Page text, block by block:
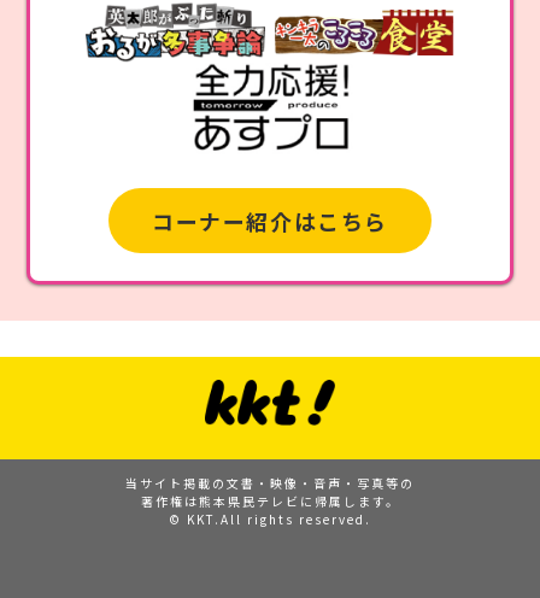
コーナー紹介はこちら
当サイト掲載の文書・映像・音声・写真等の
著作権は熊本県民テレビに帰属します。
© KKT.All rights reserved.